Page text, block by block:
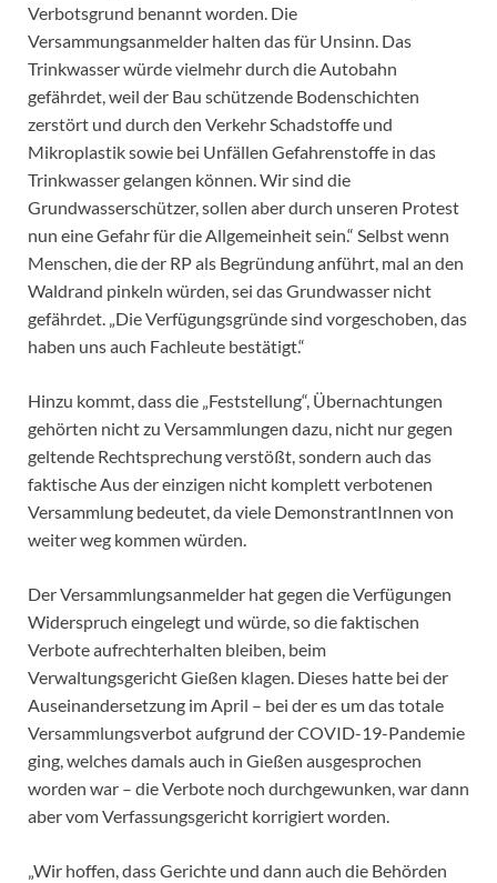
Verbotsgrund benannt worden. Die
Versammungsanmelder halten das für Unsinn. Das
Trinkwasser würde vielmehr durch die Autobahn
gefährdet, weil der Bau schützende Bodenschichten
zerstört und durch den Verkehr Schadstoffe und
Mikroplastik sowie bei Unfällen Gefahrenstoffe in das
Trinkwasser gelangen können. Wir sind die
Grundwasserschützer, sollen aber durch unseren Protest
nun eine Gefahr für die Allgemeinheit sein.“ Selbst wenn
Menschen, die der RP als Begründung anführt, mal an den
Waldrand pinkeln würden, sei das Grundwasser nicht
gefährdet. „Die Verfügungsgründe sind vorgeschoben, das
haben uns auch Fachleute bestätigt.“
Hinzu kommt, dass die „Feststellung“, Übernachtungen
gehörten nicht zu Versammlungen dazu, nicht nur gegen
geltende Rechtsprechung verstößt, sondern auch das
faktische Aus der einzigen nicht komplett verbotenen
Versammlung bedeutet, da viele DemonstrantInnen von
weiter weg kommen würden.
Der Versammlungsanmelder hat gegen die Verfügungen
Widerspruch eingelegt und würde, so die faktischen
Verbote aufrechterhalten bleiben, beim
Verwaltungsgericht Gießen klagen. Dieses hatte bei der
Auseinandersetzung im April – bei der es um das totale
Versammlungsverbot aufgrund der COVID-19-Pandemie
ging, welches damals auch in Gießen ausgesprochen
worden war – die Verbote noch durchgewunken, war dann
aber vom Verfassungsgericht korrigiert worden.
„Wir hoffen, dass Gerichte und dann auch die Behörden